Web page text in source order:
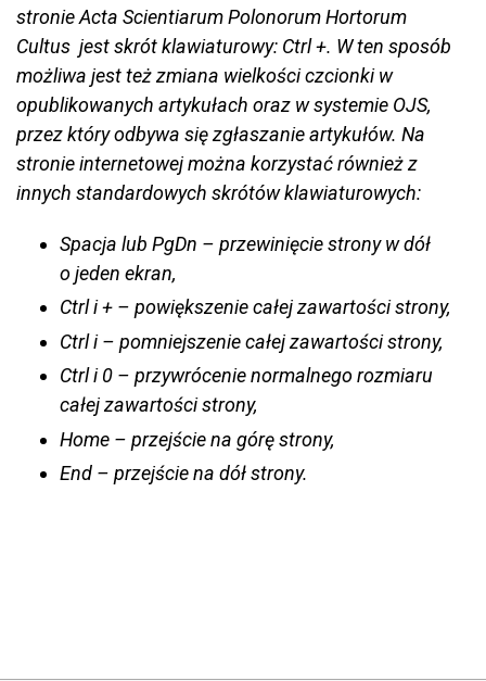
stronieActa Scientiarum Polonorum Hortorum
Cultus jest skrót klawiaturowy: Ctrl +. W ten sposób
możliwa jest też zmiana wielkości czcionki w
opublikowanych artykułach oraz w systemie OJS,
przez który odbywa się zgłaszanie artykułów. Na
stronie internetowej można korzystać również z
innych standardowych skrótów klawiaturowych:
Spacja lub PgDn – przewinięcie strony w dół
o jeden ekran,
Ctrl i + – powiększenie całej zawartości strony,
Ctrl i – pomniejszenie całej zawartości strony,
Ctrl i 0 – przywrócenie normalnego rozmiaru
całej zawartości strony,
Home – przejście na górę strony,
End – przejście na dół strony.